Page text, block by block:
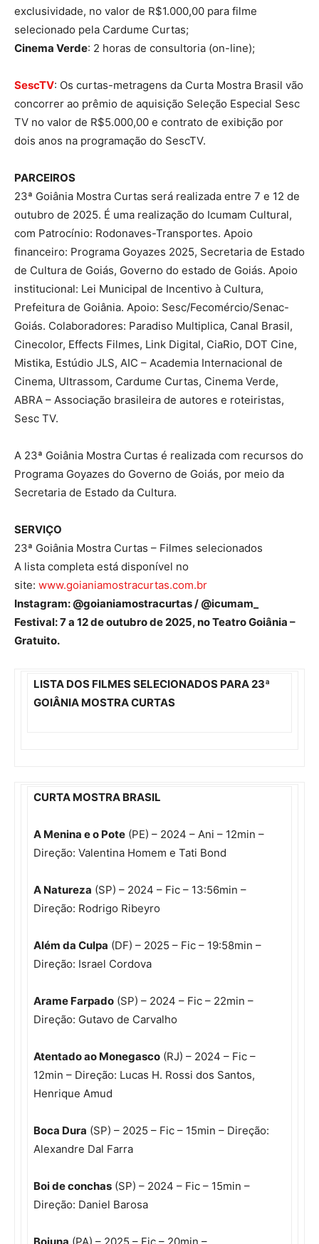
exclusividade, no valor de R$1.000,00 para filme
selecionado pela Cardume Curtas;
Cinema Verde: 2 horas de consultoria (on-line);
SescTV: Os curtas-metragens da Curta Mostra Brasil vão
concorrer ao prêmio de aquisição Seleção Especial Sesc
TV no valor de R$5.000,00 e contrato de exibição por
dois anos na programação do SescTV.
PARCEIROS
23ª Goiânia Mostra Curtas será realizada entre 7 e 12 de
outubro de 2025. É uma realização do Icumam Cultural,
com Patrocínio: Rodonaves-Transportes. Apoio
financeiro: Programa Goyazes 2025, Secretaria de Estado
de Cultura de Goiás, Governo do estado de Goiás. Apoio
institucional: Lei Municipal de Incentivo à Cultura,
Prefeitura de Goiânia. Apoio: Sesc/Fecomércio/Senac-
Goiás. Colaboradores: Paradiso Multiplica, Canal Brasil,
Cinecolor, Effects Filmes, Link Digital, CiaRio, DOT Cine,
Mistika, Estúdio JLS, AIC – Academia Internacional de
Cinema, Ultrassom, Cardume Curtas, Cinema Verde,
ABRA – Associação brasileira de autores e roteiristas,
Sesc TV.
A 23ª Goiânia Mostra Curtas é realizada com recursos do
Programa Goyazes do Governo de Goiás, por meio da
Secretaria de Estado da Cultura.
SERVIÇO
23ª Goiânia Mostra Curtas – Filmes selecionados
A lista completa está disponível no
site: www.goianiamostracurtas.com.br
Instagram: @goianiamostracurtas / @icumam_
Festival: 7 a 12 de outubro de 2025, no Teatro Goiânia –
Gratuito.
LISTA DOS FILMES SELECIONADOS PARA 23ª
GOIÂNIA MOSTRA CURTAS
CURTA MOSTRA BRASIL
A Menina e o Pote (PE) – 2024 – Ani – 12min –
Direção: Valentina Homem e Tati Bond
A Natureza (SP) – 2024 – Fic – 13:56min –
Direção: Rodrigo Ribeyro
Além da Culpa (DF) – 2025 – Fic – 19:58min –
Direção: Israel Cordova
Arame Farpado (SP) – 2024 – Fic – 22min –
Direção: Gutavo de Carvalho
Atentado ao Monegasco (RJ) – 2024 – Fic –
12min – Direção: Lucas H. Rossi dos Santos,
Henrique Amud
Boca Dura (SP) – 2025 – Fic – 15min – Direção:
Alexandre Dal Farra
Boi de conchas (SP) – 2024 – Fic – 15min –
Direção: Daniel Barosa
Boiuna (PA) – 2025 – Fic – 20min –